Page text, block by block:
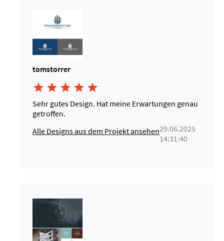
tomstorrer
    
Sehr gutes Design. Hat meine Erwartungen genau
getroffen.
Alle Designs aus dem Projekt ansehen29.06.2025
14:31:40